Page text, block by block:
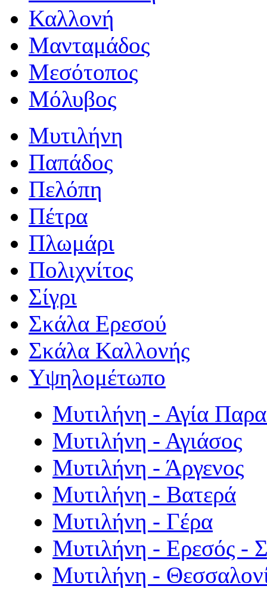
Καλλονή
Μανταμάδος
Μεσότοπος
Μόλυβος
Μυτιλήνη
Παπάδος
Πελόπη
Πέτρα
Πλωμάρι
Πολιχνίτος
Σίγρι
Σκάλα Ερεσού
Σκάλα Καλλονής
Υψηλομέτωπο
Μυτιλήνη - Αγία
Μυτιλήνη - Αγιάσος
Μυτιλήνη - Άργενος
Μυτιλήνη - Βατερά
Μυτιλήνη - Γέρα
Μυτιλήνη - Ερεσός -
Μυτιλήνη -